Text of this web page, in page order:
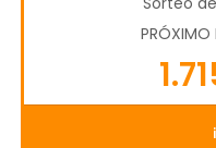
PRÓXIMO